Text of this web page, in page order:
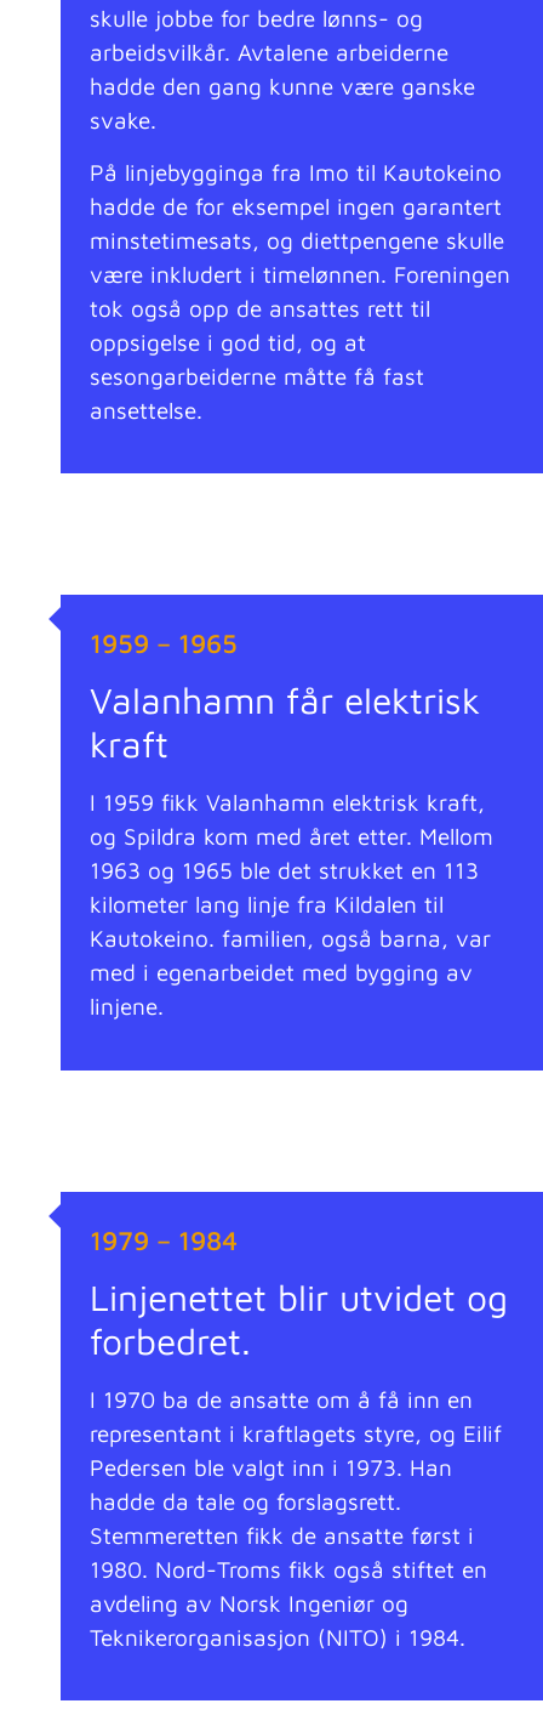
skulle jobbe for bedre lønns- og
arbeidsvilkår. Avtalene arbeiderne
hadde den gang kunne være ganske
svake.
På linjebygginga fra Imo til Kautokeino
hadde de for eksempel ingen garantert
minstetimesats, og diettpengene skulle
være inkludert i timelønnen. Foreningen
tok også opp de ansattes rett til
oppsigelse i god tid, og at
sesongarbeiderne måtte få fast
ansettelse.
1959 – 1965
Valanhamn får elektrisk
kraft
I 1959 fikk Valanhamn elektrisk kraft,
og Spildra kom med året etter. Mellom
1963 og 1965 ble det strukket en 113
kilometer lang linje fra Kildalen til
Kautokeino. familien, også barna, var
med i egenarbeidet med bygging av
linjene.
1979 – 1984
Linjenettet blir utvidet og
forbedret.
I 1970 ba de ansatte om å få inn en
representant i kraftlagets styre, og Eilif
Pedersen ble valgt inn i 1973. Han
hadde da tale og forslagsrett.
Stemmeretten fikk de ansatte først i
1980. Nord-Troms fikk også stiftet en
avdeling av Norsk Ingeniør og
Teknikerorganisasjon (NITO) i 1984.